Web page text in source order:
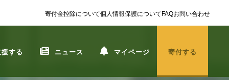
寄付金控除について個人情報保護についてFAQお問い合わせ
する ニュース マイページ 寄付する